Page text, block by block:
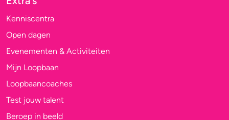
Kenniscentra
Open dagen
Evenementen & Activiteiten
Mijn Loopbaan
Loopbaancoaches
Test jouw talent
Beroep in beeld